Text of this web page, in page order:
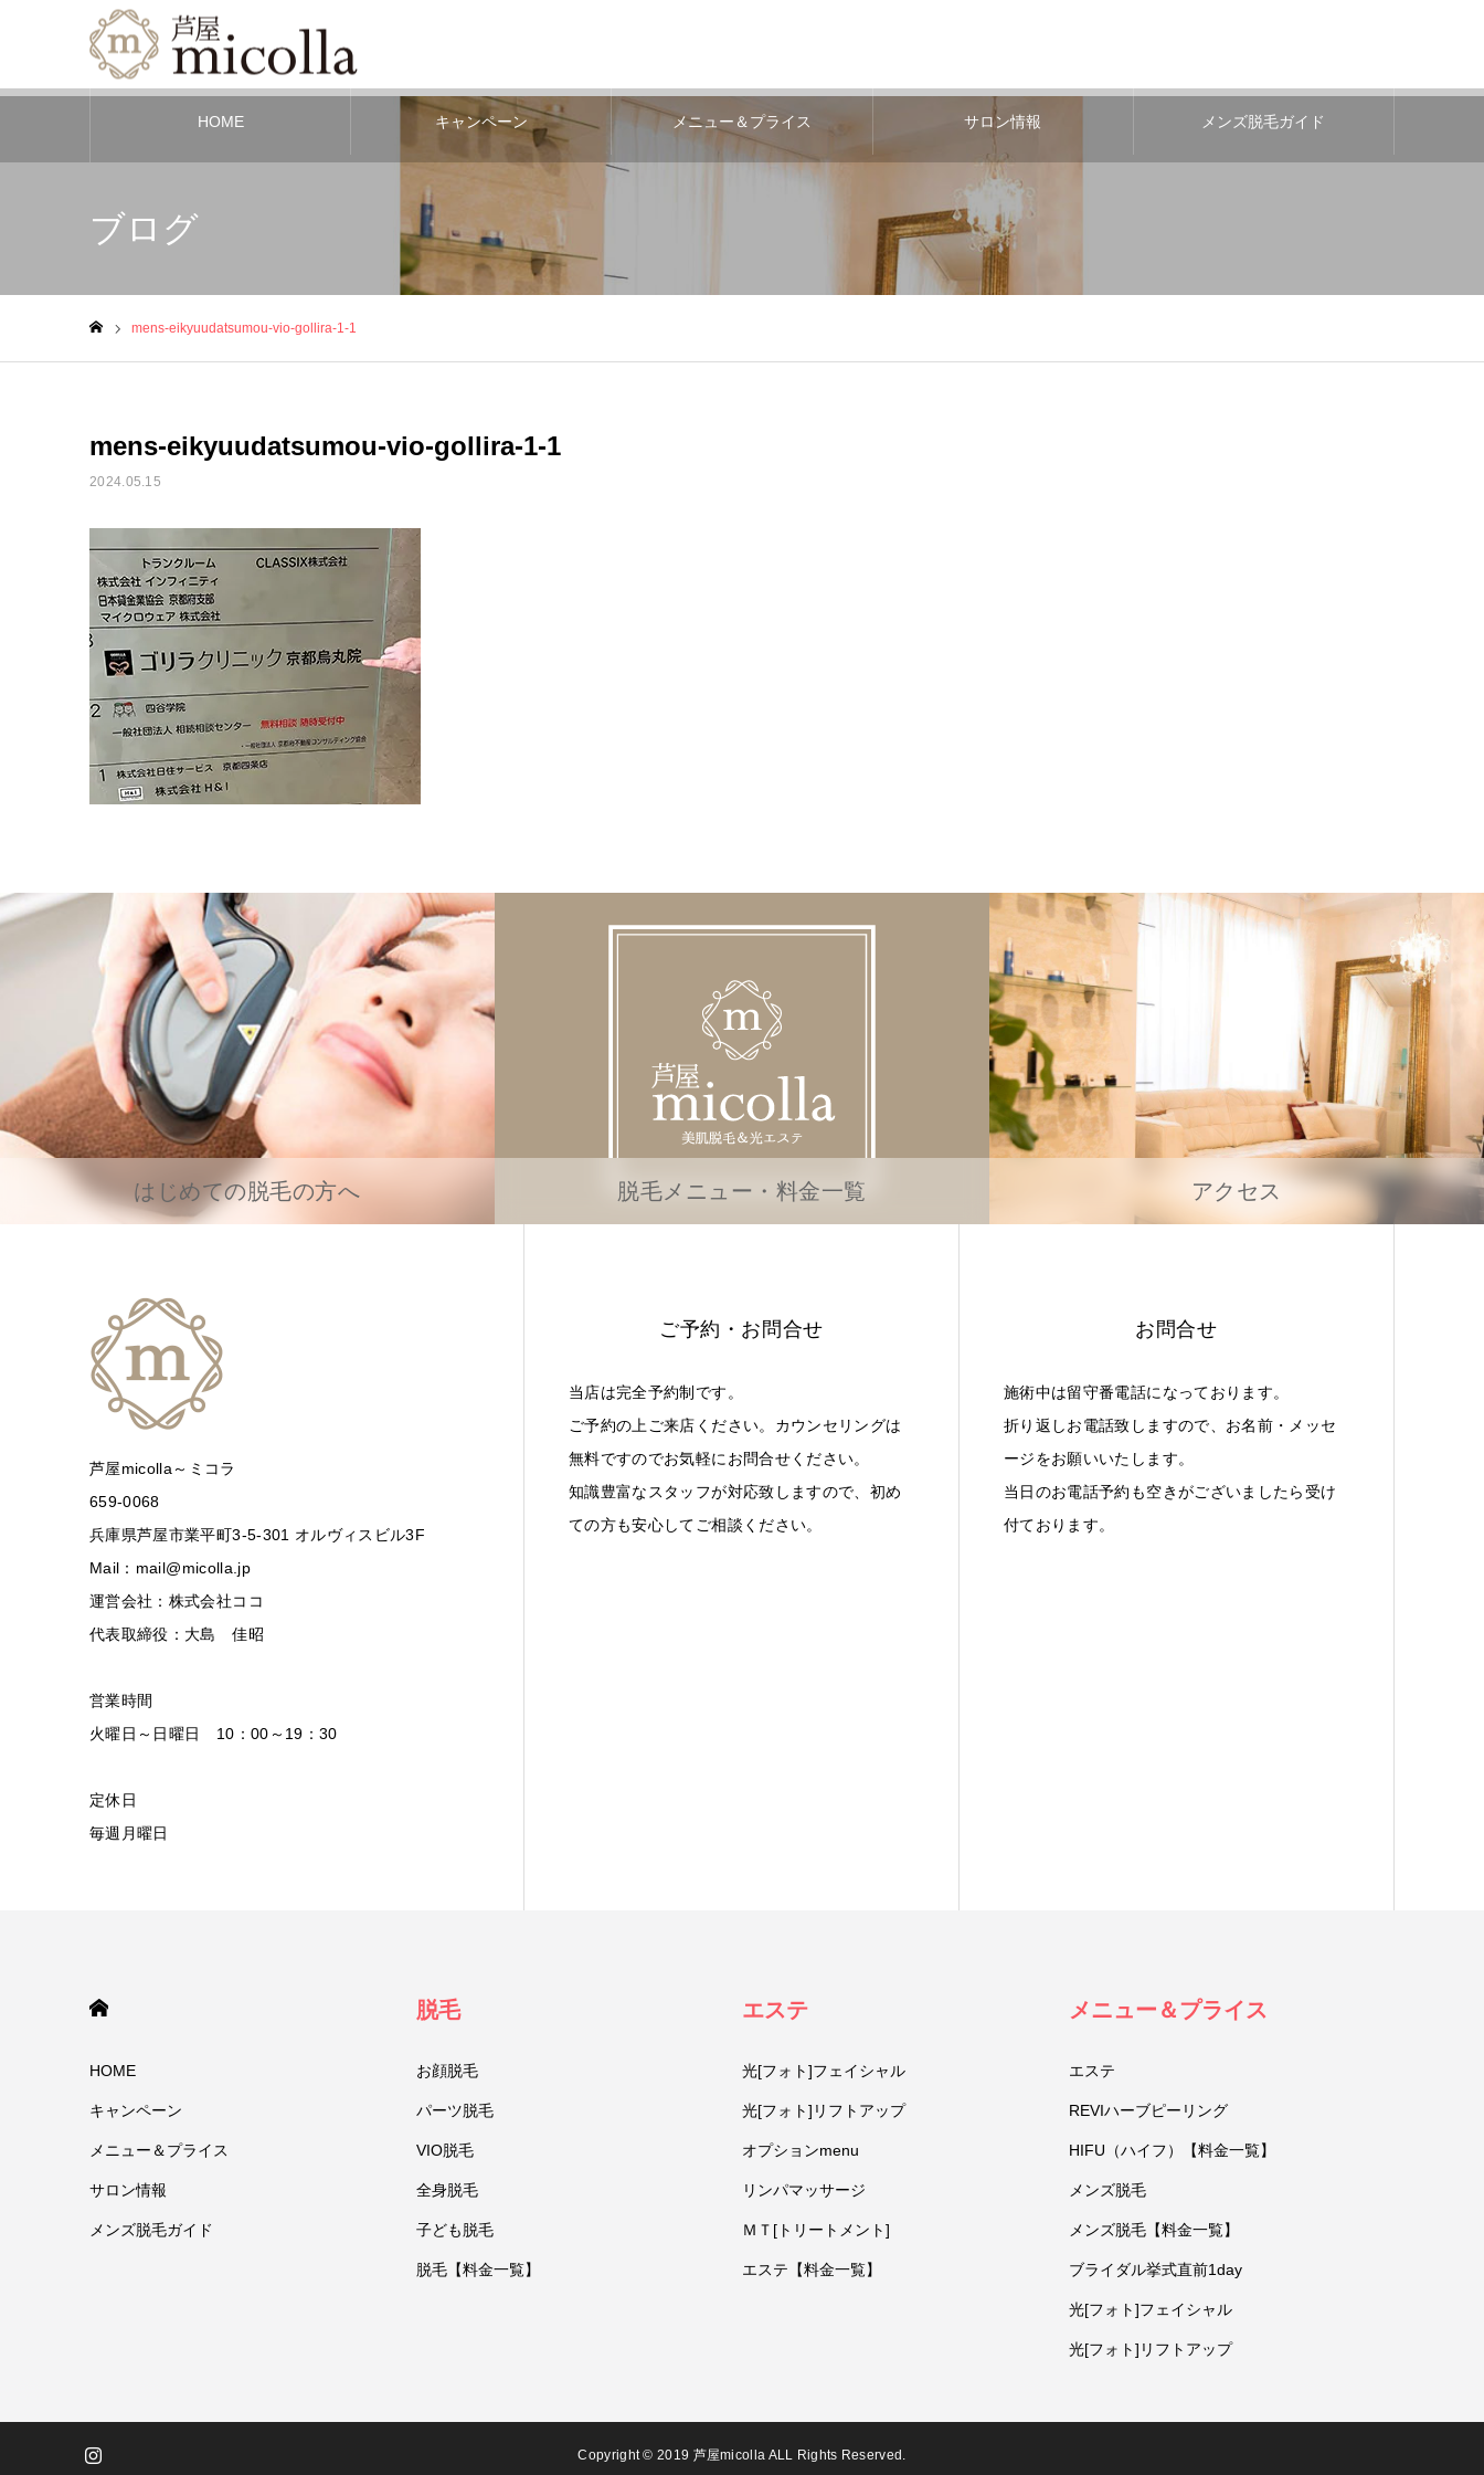
HOME キャンペーン メニュー＆プライス サロン情報 メンズ脱毛ガイド
ブログ
mens-eikyuudatsumou-vio-gollira-1-1
mens-eikyuudatsumou-vio-gollira-1-1
2024.05.15
はじめての脱毛の方へ 脱毛メニュー・料金一覧 アクセス
芦屋micolla～ミコラ
659-0068
兵庫県芦屋市業平町3-5-301 オルヴィスビル3F
Mail：mail@micolla.jp
運営会社：株式会社ココ
代表取締役：大島 佳昭
営業時間
火曜日～日曜日 10：00～19：30
定休日
毎週月曜日
ご予約・お問合せ
当店は完全予約制です。
ご予約の上ご来店ください。カウンセリングは
無料ですのでお気軽にお問合せください。
知識豊富なスタッフが対応致しますので、初め
ての方も安心してご相談ください。
お問合せ
施術中は留守番電話になっております。
折り返しお電話致しますので、お名前・メッセ
ージをお願いいたします。
当日のお電話予約も空きがございましたら受け
付ております。
HOME
キャンペーン
メニュー＆プライス
サロン情報
メンズ脱毛ガイド
脱毛
お顔脱毛
パーツ脱毛
VIO脱毛
全身脱毛
子ども脱毛
脱毛【料金一覧】
エステ
光[フォト]フェイシャル
光[フォト]リフトアップ
オプションmenu
リンパマッサージ
ＭＴ[トリートメント]
エステ【料金一覧】
メニュー＆プライス
エステ
REVIハーブピーリング
HIFU（ハイフ）【料金一覧】
メンズ脱毛
メンズ脱毛【料金一覧】
ブライダル挙式直前1day
光[フォト]フェイシャル
光[フォト]リフトアップ
Copyright © 2019 芦屋micolla ALL Rights Reserved.